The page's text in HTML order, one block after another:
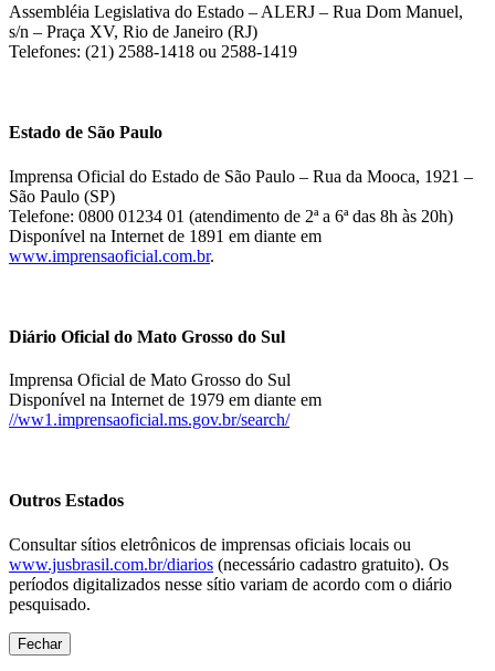
Assembléia Legislativa do Estado – ALERJ – Rua Dom Manuel,
s/n – Praça XV, Rio de Janeiro (RJ)
Telefones: (21) 2588-1418 ou 2588-1419
Estado de São Paulo
Imprensa Oficial do Estado de São Paulo – Rua da Mooca, 1921 –
São Paulo (SP)
Telefone: 0800 01234 01 (atendimento de 2ª a 6ª das 8h às 20h)
Disponível na Internet de 1891 em diante em
www.imprensaoficial.com.br.
Diário Oficial do Mato Grosso do Sul
Imprensa Oficial de Mato Grosso do Sul
Disponível na Internet de 1979 em diante em
//ww1.imprensaoficial.ms.gov.br/search/
Outros Estados
Consultar sítios eletrônicos de imprensas oficiais locais ou
www.jusbrasil.com.br/diarios (necessário cadastro gratuito). Os
períodos digitalizados nesse sítio variam de acordo com o diário
pesquisado.
Fechar